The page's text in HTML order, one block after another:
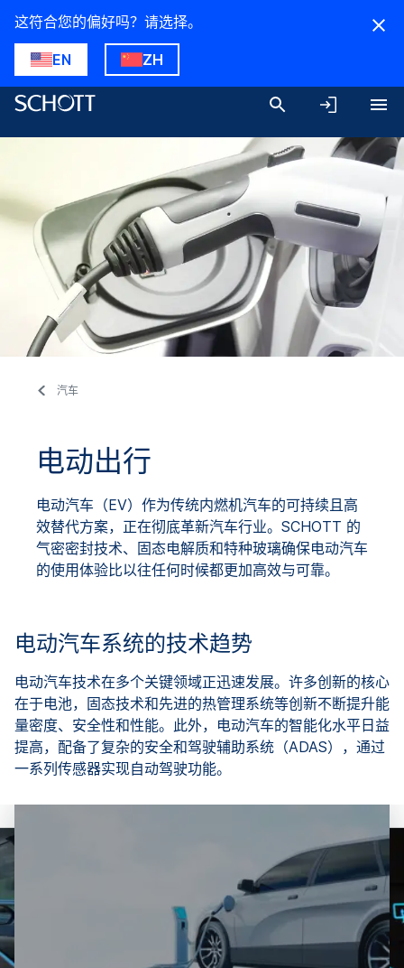
这符合您的偏好吗？请选择。
EN ZH
汽车
电动出行
电动汽车（EV）作为传统内燃机汽车的可持续且高
效替代方案，正在彻底革新汽车行业。SCHOTT 的
气密密封技术、固态电解质和特种玻璃确保电动汽车
的使用体验比以往任何时候都更加高效与可靠。
电动汽车系统的技术趋势
电动汽车技术在多个关键领域正迅速发展。许多创新的核心
在于电池，固态技术和先进的热管理系统等创新不断提升能
量密度、安全性和性能。此外，电动汽车的智能化水平日益
提高，配备了复杂的安全和驾驶辅助系统（ADAS），通过
一系列传感器实现自动驾驶功能。